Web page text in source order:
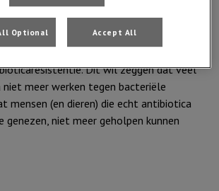
en dier) is er een steeds groter
Dit wil zeggen dat veel
meer werken tegen bacteriële
mensen (en dieren) die echt antibiotica
genezen, niet meer geholpen kunnen
Optional Accept All